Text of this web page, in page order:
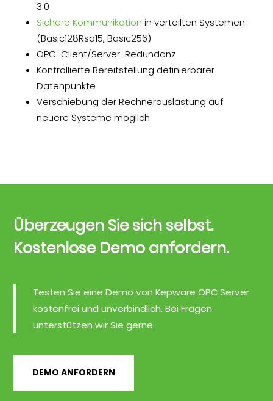
3.0
Sichere Kommunikation in verteilten Systemen
(Basic128Rsa15, Basic256)
OPC-Client/Server-Redundanz
Kontrollierte Bereitstellung definierbarer
Datenpunkte
Verschiebung der Rechnerauslastung auf
neuere Systeme möglich
Überzeugen Sie sich selbst.
Kostenlose Demo anfordern.
Testen Sie eine Demo von Kepware OPC Server
kostenfrei und unverbindlich. Bei Fragen
unterstützen wir Sie gerne.
DEMO ANFORDERN